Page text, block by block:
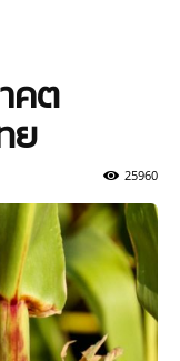
คต
ย
25960